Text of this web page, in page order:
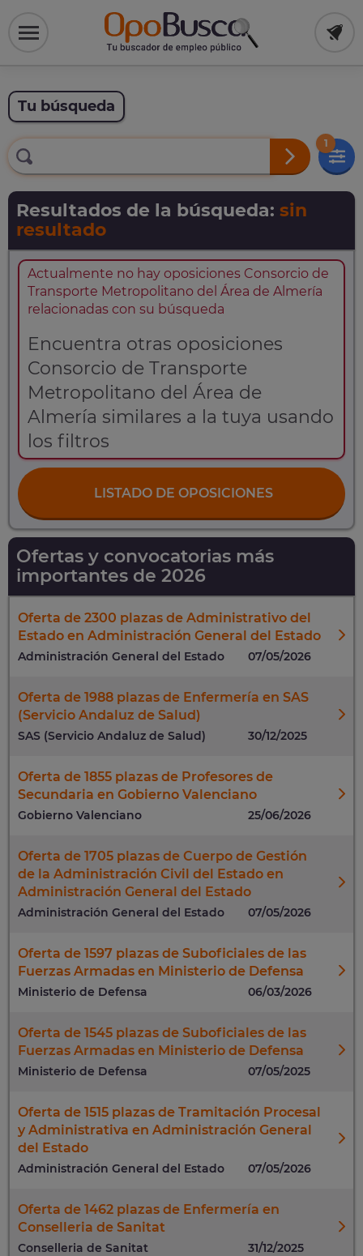
Tu búsqueda
1
Resultados de la búsqueda: sin
resultado
Actualmente no hay oposiciones Consorcio de
Transporte Metropolitano del Área de Almería
relacionadas con su búsqueda
Encuentra otras oposiciones
Consorcio de Transporte
Metropolitano del Área de
Almería similares a la tuya usando
los filtros
LISTADO DE OPOSICIONES
Ofertas y convocatorias más
importantes de 2026
Oferta de 2300 plazas de Administrativo del
Estado en Administración General del Estado
Administración General del Estado 07/05/2026
Oferta de 1988 plazas de Enfermería en SAS
(Servicio Andaluz de Salud)
SAS (Servicio Andaluz de Salud) 30/12/2025
Oferta de 1855 plazas de Profesores de
Secundaria en Gobierno Valenciano
Gobierno Valenciano 25/06/2026
Oferta de 1705 plazas de Cuerpo de Gestión
de la Administración Civil del Estado en
Administración General del Estado
Administración General del Estado 07/05/2026
Oferta de 1597 plazas de Suboficiales de las
Fuerzas Armadas en Ministerio de Defensa
Ministerio de Defensa 06/03/2026
Oferta de 1545 plazas de Suboficiales de las
Fuerzas Armadas en Ministerio de Defensa
Ministerio de Defensa 07/05/2025
Oferta de 1515 plazas de Tramitación Procesal
y Administrativa en Administración General
del Estado
Administración General del Estado 07/05/2026
Oferta de 1462 plazas de Enfermería en
Conselleria de Sanitat
Conselleria de Sanitat 31/12/2025